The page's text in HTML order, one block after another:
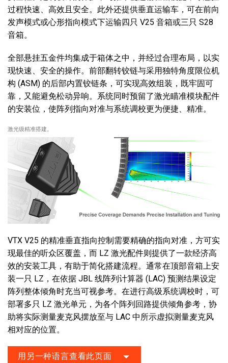
过程快速、高效且安全。此外还提供垂直运输车，可在前向
发声模式或心形指向模式下运输四只 V25 音箱或三只 S28
音箱。
全部悬挂五金件均集成于箱体之中，并经过合理布局，以实
现快速、安全的操作。前部翻转铰链与采用独特角度限位机
构 (ASM) 的后部内置铰链条，可实现高效组装，既牢固可
靠，又能避免松动异响。系统同时预留了激光瞄准模块配件
的安装位，使阵列指向对准与系统调校更为便捷、精准。
激光级精准搭建。
VTX V25 的精准垂直指向控制需要精确的指向对准，方可实
现最佳的听众区覆盖，而 LZ 激光配件则提供了一款经济高
效的安装工具，有助于简化搭建流程。通常在顶部音箱上安
装一只 LZ，在依据 JBL 线阵列计算器 (LAC) 预测结果设定
阵列整体倾角时充当可视参考。在进行高级系统调校时，可
部署多只 LZ 激光单元，为各个阵列回路提供倾角参考，协
助将实际测量麦克风摆放至与 LAC 中所示虚拟测量麦克风
相对应的位置。
用另一种语言查看此页面